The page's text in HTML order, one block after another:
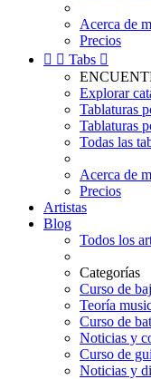
Acerca de
Precios
  Tabs 
Explorar
Tablaturas
Tablaturas
Todas las
Acerca de
Precios
Artistas
Blog
Todos los
Categorías
Curso de
Teoría
Curso de
Noticias y
Curso de
Noticias y